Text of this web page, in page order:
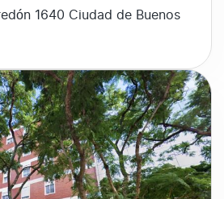
1640 Ciudad de Buenos